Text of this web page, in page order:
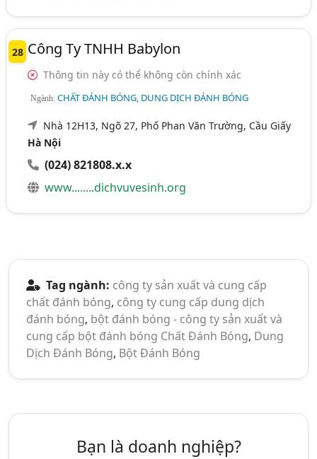
28 Công Ty TNHH Babylon
Thông tin này có thể không còn chính xác
Ngành:CHẤT ĐÁNH BÓNG, DUNG DỊCH ĐÁNH BÓNG
Nhà 12H13, Ngõ 27, Phố Phan Văn Trường, Cầu Giấy
Hà Nội
(024) 821808.x.x
www........dichvuvesinh.org
Tag ngành: công ty sản xuất và cung cấp
chất đánh bóng, công ty cung cấp dung dịch
đánh bóng, bột đánh bóng - công ty sản xuất và
cung cấp bột đánh bóng Chất Đánh Bóng, Dung
Dịch Đánh Bóng, Bột Đánh Bóng
Bạn là doanh nghiệp?